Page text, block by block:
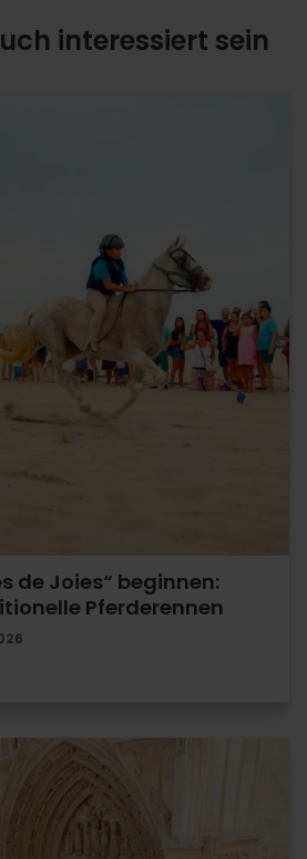
interessiert sein
de Joies“ beginnen:
Pferderennen